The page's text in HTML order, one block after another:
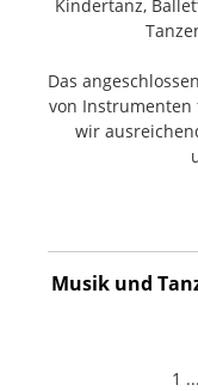
Kindertanz,
Das
von Instrumenten
wir
Musik und
1